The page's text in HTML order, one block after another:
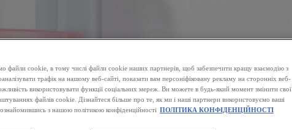
файли cookie, в тому числі файли cookie наших партнерів, щоб забезпечити кращу взаємодію з
трафік на нашому веб-сайті, показати вам персоніфіковану рекламу на сторонніх веб-
використовувати функції соціальних мереж. Ви можете в будь-який момент змінити свої
файлів cookie. Дізнайтеся більше про те, як ми і наші партнери використовуємо ваші
з нашою політикою конфіденційності ПОЛІТИКА КОНФІДЕНЦІЙНОСТІ